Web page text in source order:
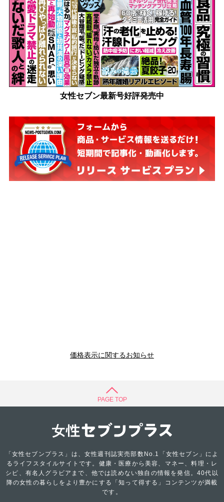
女性セブン最新号好評発売中
価格表示に関するお知らせ
PAGE TOP
「女性セブンプラス」は、女性週刊誌実売部数No.1「女性セブン」によ
るライフスタイルサイトです。健康・医療から美容、マネー、料理・レ
シピ、有名人グラビアまで、他では読めない独自の情報を発信。40代以
降の女性の暮らしをより豊かにする「知って得する」コンテンツが満載
です。